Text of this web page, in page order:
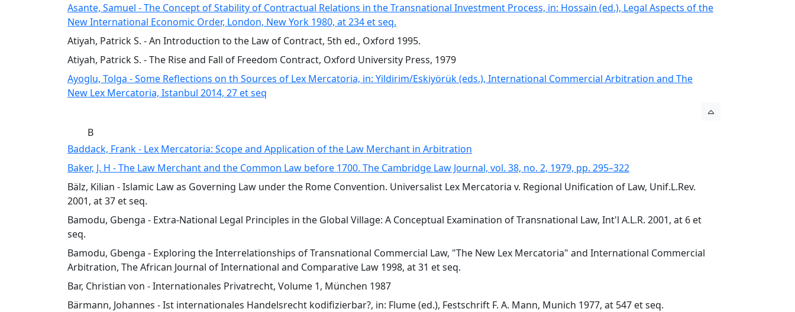
Asante, Samuel - The Concept of Stability of Contractual Relations in the Transnational Investment Process, in: Hossain (ed.), Legal Aspects of the
New International Economic Order, London, New York 1980, at 234 et seq.
Atiyah, Patrick S. - An Introduction to the Law of Contract, 5th ed., Oxford 1995.
Atiyah, Patrick S. - The Rise and Fall of Freedom Contract, Oxford University Press, 1979
Ayoglu, Tolga - Some Reflections on th Sources of Lex Mercatoria, in: Yildirim/Eskiyörük (eds.), International Commercial Arbitration and The
New Lex Mercatoria, Istanbul 2014, 27 et seq
B
Baddack, Frank - Lex Mercatoria: Scope and Application of the Law Merchant in Arbitration
Baker, J. H - The Law Merchant and the Common Law before 1700. The Cambridge Law Journal, vol. 38, no. 2, 1979, pp. 295–322
Bälz, Kilian - Islamic Law as Governing Law under the Rome Convention. Universalist Lex Mercatoria v. Regional Unification of Law, Unif.L.Rev.
2001, at 37 et seq.
Bamodu, Gbenga - Extra-National Legal Principles in the Global Village: A Conceptual Examination of Transnational Law, Int'l A.L.R. 2001, at 6 et
seq.
Bamodu, Gbenga - Exploring the Interrelationships of Transnational Commercial Law, "The New Lex Mercatoria" and International Commercial
Arbitration, The African Journal of International and Comparative Law 1998, at 31 et seq.
Bar, Christian von - Internationales Privatrecht, Volume 1, München 1987
Bärmann, Johannes - Ist internationales Handelsrecht kodifizierbar?, in: Flume (ed.), Festschrift F. A. Mann, Munich 1977, at 547 et seq.